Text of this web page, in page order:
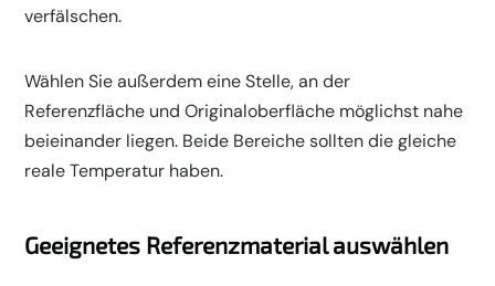
verfälschen.
Wählen Sie außerdem eine Stelle, an der
Referenzfläche und Originaloberfläche möglichst nahe
beieinander liegen. Beide Bereiche sollten die gleiche
reale Temperatur haben.
Geeignetes Referenzmaterial auswählen